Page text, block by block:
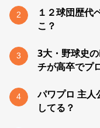
2
１２球団歴代
こ？
3
3大・野球史
チが高卒でプ
4
パワプロ 主人
してる？